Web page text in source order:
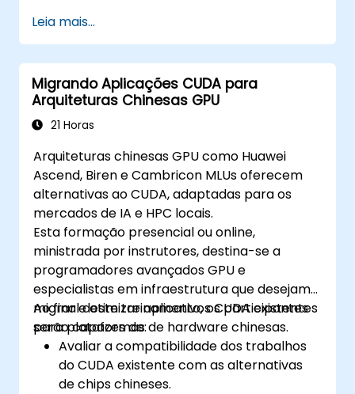
Leia mais...
Migrando Aplicações CUDA para
Arquiteturas Chinesas GPU
21 Horas
Arquiteturas chinesas GPU como Huawei
Ascend, Biren e Cambricon MLUs oferecem
alternativas ao CUDA, adaptadas para os
mercados de IA e HPC locais.
Esta formação presencial ou online,
ministrada por instrutores, destina-se a
programadores avançados GPU e
especialistas em infraestrutura que desejam
migrar e otimizar aplicativos CUDA existentes
para plataformas de hardware chinesas.
Ao final deste treinamento, os participantes
serão capazes de:
Avaliar a compatibilidade dos trabalhos
do CUDA existente com as alternativas
de chips chineses.